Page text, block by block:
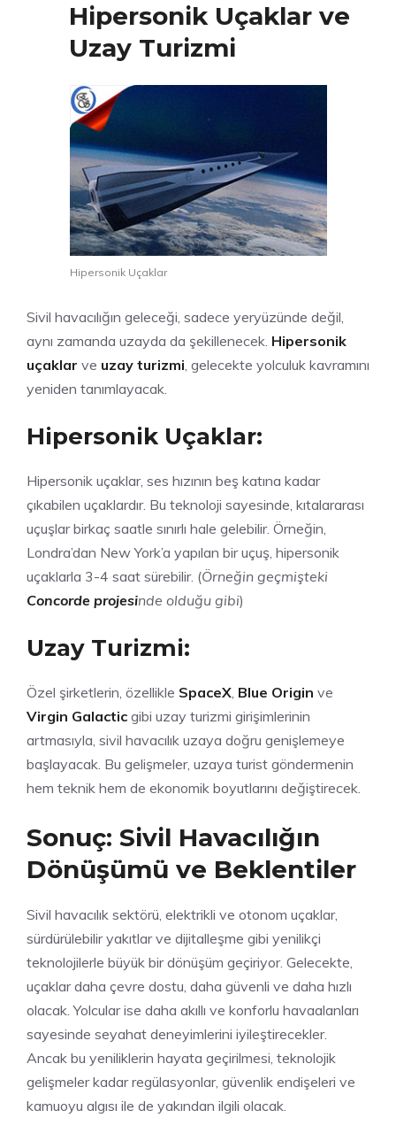
Hipersonik Uçaklar ve
Uzay Turizmi
Hipersonik Uçaklar
Sivil havacılığın geleceği, sadece yeryüzünde değil,
aynı zamanda uzayda da şekillenecek. Hipersonik
uçaklar ve uzay turizmi, gelecekte yolculuk kavramını
yeniden tanımlayacak.
Hipersonik Uçaklar:
Hipersonik uçaklar, ses hızının beş katına kadar
çıkabilen uçaklardır. Bu teknoloji sayesinde, kıtalararası
uçuşlar birkaç saatle sınırlı hale gelebilir. Örneğin,
Londra’dan New York’a yapılan bir uçuş, hipersonik
uçaklarla 3-4 saat sürebilir. (Örneğin geçmişteki
Concorde projesinde olduğu gibi)
Uzay Turizmi:
Özel şirketlerin, özellikle SpaceX, Blue Origin ve
Virgin Galactic gibi uzay turizmi girişimlerinin
artmasıyla, sivil havacılık uzaya doğru genişlemeye
başlayacak. Bu gelişmeler, uzaya turist göndermenin
hem teknik hem de ekonomik boyutlarını değiştirecek.
Sonuç: Sivil Havacılığın
Dönüşümü ve Beklentiler
Sivil havacılık sektörü, elektrikli ve otonom uçaklar,
sürdürülebilir yakıtlar ve dijitalleşme gibi yenilikçi
teknolojilerle büyük bir dönüşüm geçiriyor. Gelecekte,
uçaklar daha çevre dostu, daha güvenli ve daha hızlı
olacak. Yolcular ise daha akıllı ve konforlu havaalanları
sayesinde seyahat deneyimlerini iyileştirecekler.
Ancak bu yeniliklerin hayata geçirilmesi, teknolojik
gelişmeler kadar regülasyonlar, güvenlik endişeleri ve
kamuoyu algısı ile de yakından ilgili olacak.